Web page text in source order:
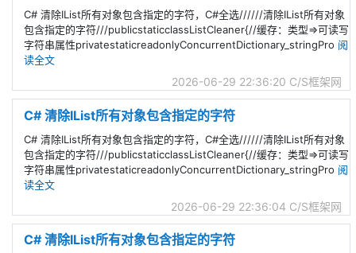
C# 清除IList所有对象包含指定的字符，C#全选//////清除IList所有对象
包含指定的字符///publicstaticclassListCleaner{//缓存：类型=>可读写
字符串属性privatestaticreadonlyConcurrentDictionary_stringPro 阅
读全文
2026-06-29 22:36:20 C/S框架网
C# 清除IList所有对象包含指定的字符
C# 清除IList所有对象包含指定的字符，C#全选//////清除IList所有对象
包含指定的字符///publicstaticclassListCleaner{//缓存：类型=>可读写
字符串属性privatestaticreadonlyConcurrentDictionary_stringPro 阅
读全文
2026-06-29 22:36:04 C/S框架网
C# 清除IList所有对象包含指定的字符